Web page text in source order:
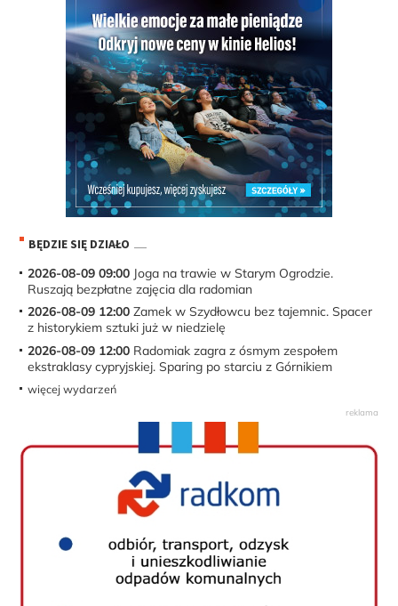
BĘDZIE SIĘ DZIAŁO
2026-08-09 09:00 Joga na trawie w Starym Ogrodzie.
Ruszają bezpłatne zajęcia dla radomian
2026-08-09 12:00 Zamek w Szydłowcu bez tajemnic. Spacer
z historykiem sztuki już w niedzielę
2026-08-09 12:00 Radomiak zagra z ósmym zespołem
ekstraklasy cypryjskiej. Sparing po starciu z Górnikiem
więcej wydarzeń